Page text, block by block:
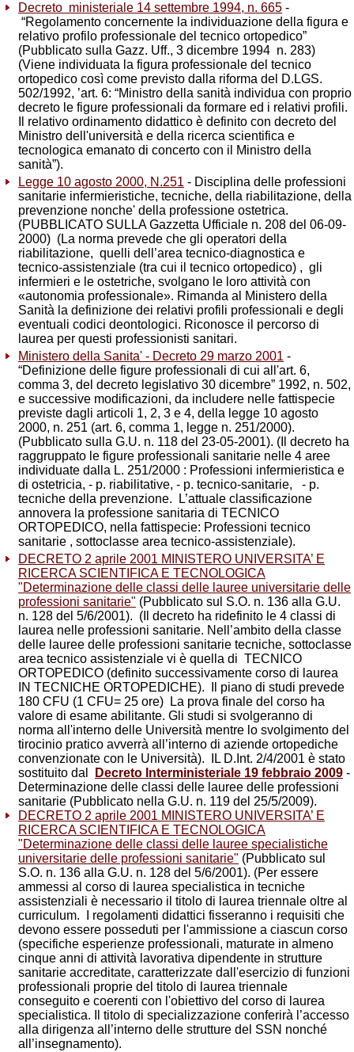
Decreto ministeriale 14 settembre 1994, n. 665 -
“Regolamento concernente la individuazione della figura e
relativo profilo professionale del tecnico ortopedico”
(Pubblicato sulla Gazz. Uff., 3 dicembre 1994 n. 283)
(Viene individuata la figura professionale del tecnico
ortopedico così come previsto dalla riforma del D.LGS.
502/1992, ’art. 6: “Ministro della sanità individua con proprio
decreto le figure professionali da formare ed i relativi profili.
Il relativo ordinamento didattico è definito con decreto del
Ministro dell'università e della ricerca scientifica e
tecnologica emanato di concerto con il Ministro della
sanità”).
Legge 10 agosto 2000, N.251 - Disciplina delle professioni
sanitarie infermieristiche, tecniche, della riabilitazione, della
prevenzione nonche' della professione ostetrica.
(PUBBLICATO SULLA Gazzetta Ufficiale n. 208 del 06-09-
2000) (La norma prevede che gli operatori della
riabilitazione, quelli dell’area tecnico-diagnostica e
tecnico-assistenziale (tra cui il tecnico ortopedico) , gli
infermieri e le ostetriche, svolgano le loro attività con
«autonomia professionale». Rimanda al Ministero della
Sanità la definizione dei relativi profili professionali e degli
eventuali codici deontologici. Riconosce il percorso di
laurea per questi professionisti sanitari.
Ministero della Sanita' - Decreto 29 marzo 2001 -
“Definizione delle figure professionali di cui all'art. 6,
comma 3, del decreto legislativo 30 dicembre” 1992, n. 502,
e successive modificazioni, da includere nelle fattispecie
previste dagli articoli 1, 2, 3 e 4, della legge 10 agosto
2000, n. 251 (art. 6, comma 1, legge n. 251/2000).
(Pubblicato sulla G.U. n. 118 del 23-05-2001). (Il decreto ha
raggruppato le figure professionali sanitarie nelle 4 aree
individuate dalla L. 251/2000 : Professioni infermieristica e
di ostetricia, - p. riabilitative, - p. tecnico-sanitarie, - p.
tecniche della prevenzione. L’attuale classificazione
annovera la professione sanitaria di TECNICO
ORTOPEDICO, nella fattispecie: Professioni tecnico
sanitarie , sottoclasse area tecnico-assistenziale).
DECRETO 2 aprile 2001 MINISTERO UNIVERSITA’ E
RICERCA SCIENTIFICA E TECNOLOGICA
"Determinazione delle classi delle lauree universitarie delle
professioni sanitarie" (Pubblicato sul S.O. n. 136 alla G.U.
n. 128 del 5/6/2001). (Il decreto ha ridefinito le 4 classi di
laurea nelle professioni sanitarie. Nell’ambito della classe
delle lauree delle professioni sanitarie tecniche, sottoclasse
area tecnico assistenziale vi è quella di TECNICO
ORTOPEDICO (definito successivamente corso di laurea
IN TECNICHE ORTOPEDICHE). Il piano di studi prevede
180 CFU (1 CFU= 25 ore) La prova finale del corso ha
valore di esame abilitante. Gli studi si svolgeranno di
norma all'interno delle Università mentre lo svolgimento del
tirocinio pratico avverrà all’interno di aziende ortopediche
convenzionate con le Università). IL D.Int. 2/4/2001 è stato
sostituito dal
Decreto Interministeriale 19 febbraio 2009 -
Determinazione delle classi delle lauree delle professioni
sanitarie (Pubblicato nella G.U. n. 119 del 25/5/2009).
DECRETO 2 aprile 2001 MINISTERO UNIVERSITA’ E
RICERCA SCIENTIFICA E TECNOLOGICA
"Determinazione delle classi delle lauree specialistiche
universitarie delle professioni sanitarie" (Pubblicato sul
S.O. n. 136 alla G.U. n. 128 del 5/6/2001). (Per essere
ammessi al corso di laurea specialistica in tecniche
assistenziali è necessario il titolo di laurea triennale oltre al
curriculum. I regolamenti didattici fisseranno i requisiti che
devono essere posseduti per l'ammissione a ciascun corso
(specifiche esperienze professionali, maturate in almeno
cinque anni di attività lavorativa dipendente in strutture
sanitarie accreditate, caratterizzate dall'esercizio di funzioni
professionali proprie del titolo di laurea triennale
conseguito e coerenti con l'obiettivo del corso di laurea
specialistica. Il titolo di specializzazione conferirà l’accesso
alla dirigenza all’interno delle strutture del SSN nonché
all’insegnamento).